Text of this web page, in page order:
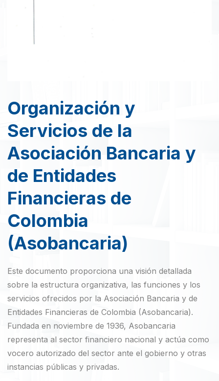
Organización y
Servicios de la
Asociación Bancaria y
de Entidades
Financieras de
Colombia
(Asobancaria)
Este documento proporciona una visión detallada
sobre la estructura organizativa, las funciones y los
servicios ofrecidos por la Asociación Bancaria y de
Entidades Financieras de Colombia (Asobancaria).
Fundada en noviembre de 1936, Asobancaria
representa al sector financiero nacional y actúa como
vocero autorizado del sector ante el gobierno y otras
instancias públicas y privadas.